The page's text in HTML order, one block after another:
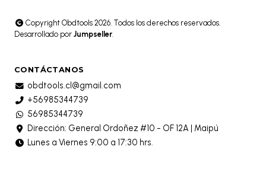
Copyright Obdtools 2026. Todos los derechos reservados.
Desarrollado por Jumpseller.
CONTÁCTANOS
obdtools.cl@gmail.com
+56985344739
56985344739
Dirección: General Ordoñez #10 - OF 12A | Maipú
Lunes a Viernes 9:00 a 17:30 hrs.